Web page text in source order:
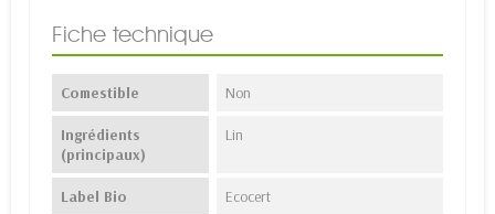
Fiche technique
Comestible Non
Ingrédients
(principaux)
Lin
Label Bio Ecocert